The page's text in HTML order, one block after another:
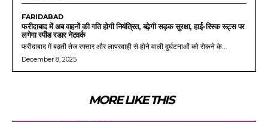
FARIDABAD
फरीदाबाद में अब वाहनों की गति होगी नियंत्रित, बढ़ेगी सड़क सुरक्षा, हाई-रिस्क रूट्स पर
लगेगा स्पीड रडार नेटवर्क
फरीदाबाद में बढ़ती तेज रफ्तार और लापरवाही से होने वाली दुर्घटनाओं को रोकने के...
December 8, 2025
MORE LIKE THIS